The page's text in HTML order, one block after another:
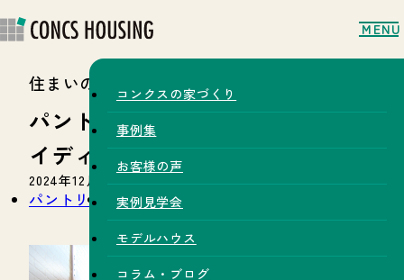
MENU
コンクスの家づくり
事例集
お客様の声
実例見学会
モデルハウス
コラム・ブログ
住まいのコラム
パントリー収納のちょっとしたア
イディア
2024年12月10日
パントリー キッチン収納